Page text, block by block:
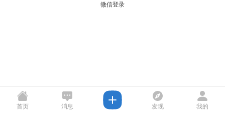
微信登录
首页 消息 发现 我的